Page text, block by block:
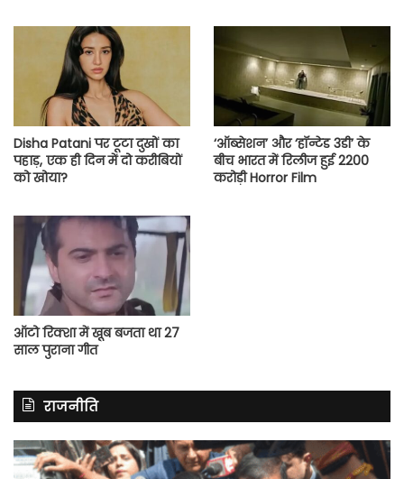
Disha Patani पर टूटा दुखों का
पहाड़, एक ही दिन में दो करीबियों
को खोया?
‘ऑब्सेशन’ और ‘हॉन्टेड 3डी’ के
बीच भारत में रिलीज हुई 2200
करोड़ी Horror Film
ऑटो रिक्शा में खूब बजता था 27
साल पुराना गीत
राजनीति